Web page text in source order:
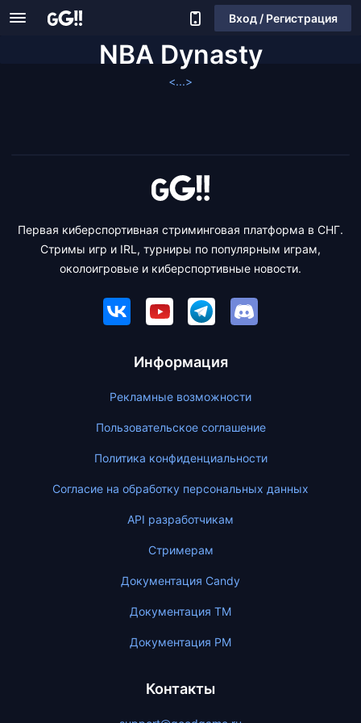
Вход / Регистрация
NBA Dynasty
<...>
Первая киберспортивная стриминговая платформа в СНГ.
Стримы игр и IRL, турниры по популярным играм,
околоигровые и киберспортивные новости.
Информация
Рекламные возможности
Пользовательское соглашение
Политика конфиденциальности
Согласие на обработку персональных данных
API разработчикам
Стримерам
Документация Candy
Документация ТМ
Документация PM
Контакты